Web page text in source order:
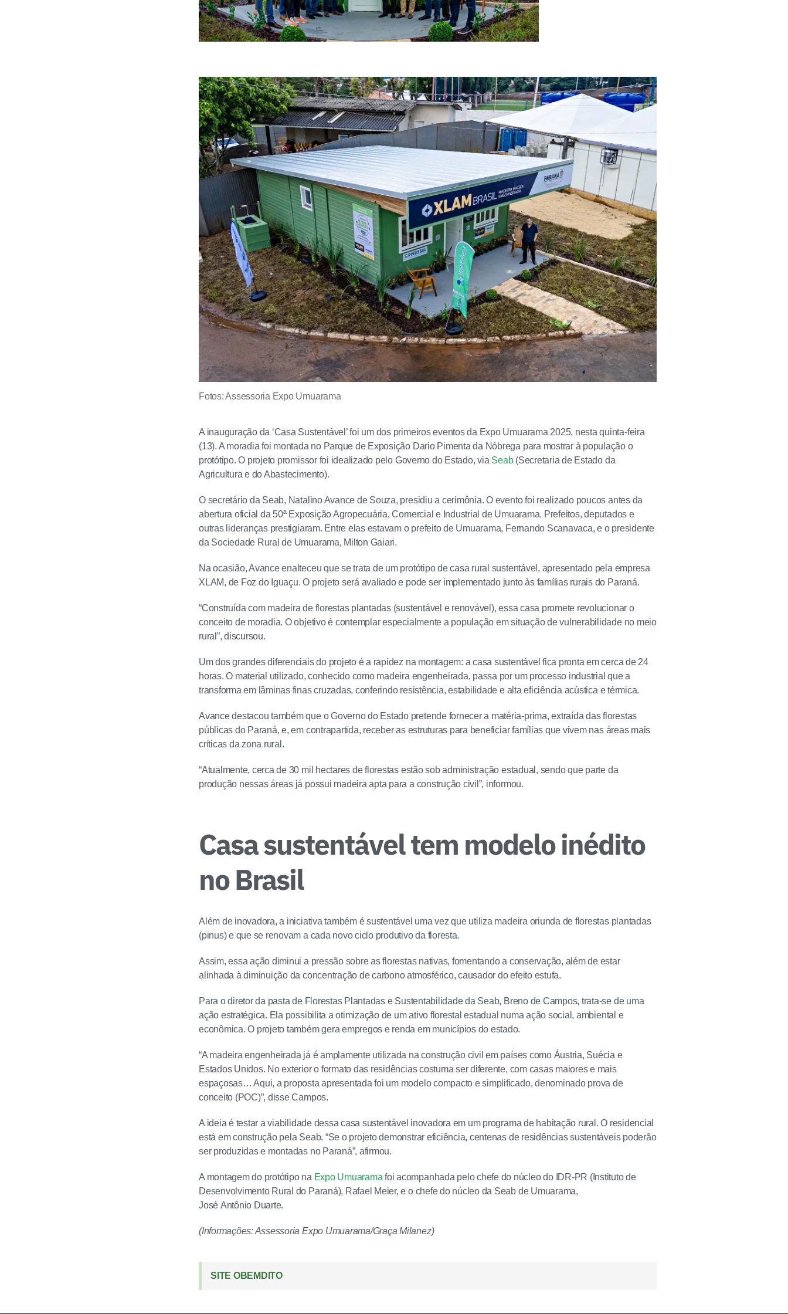
Fotos: Assessoria Expo Umuarama
A inauguração da ‘Casa Sustentável’ foi um dos primeiros eventos da Expo Umuarama 2025, nesta quinta-feira
(13). A moradia foi montada no Parque de Exposição Dario Pimenta da Nóbrega para mostrar à população o
protótipo. O projeto promissor foi idealizado pelo Governo do Estado, via Seab (Secretaria de Estado da
Agricultura e do Abastecimento).
O secretário da Seab, Natalino Avance de Souza, presidiu a cerimônia. O evento foi realizado poucos antes da
abertura oficial da 50ª Exposição Agropecuária, Comercial e Industrial de Umuarama. Prefeitos, deputados e
outras lideranças prestigiaram. Entre elas estavam o prefeito de Umuarama, Fernando Scanavaca, e o presidente
da Sociedade Rural de Umuarama, Milton Gaiari.
Na ocasião, Avance enalteceu que se trata de um protótipo de casa rural sustentável, apresentado pela empresa
XLAM, de Foz do Iguaçu. O projeto será avaliado e pode ser implementado junto às famílias rurais do Paraná.
“Construída com madeira de florestas plantadas (sustentável e renovável), essa casa promete revolucionar o
conceito de moradia. O objetivo é contemplar especialmente a população em situação de vulnerabilidade no meio
rural”, discursou.
Um dos grandes diferenciais do projeto é a rapidez na montagem: a casa sustentável fica pronta em cerca de 24
horas. O material utilizado, conhecido como madeira engenheirada, passa por um processo industrial que a
transforma em lâminas finas cruzadas, conferindo resistência, estabilidade e alta eficiência acústica e térmica.
Avance destacou também que o Governo do Estado pretende fornecer a matéria-prima, extraída das florestas
públicas do Paraná, e, em contrapartida, receber as estruturas para beneficiar famílias que vivem nas áreas mais
críticas da zona rural.
“Atualmente, cerca de 30 mil hectares de florestas estão sob administração estadual, sendo que parte da
produção nessas áreas já possui madeira apta para a construção civil”, informou.
Casa sustentável tem modelo inédito
no Brasil
Além de inovadora, a iniciativa também é sustentável uma vez que utiliza madeira oriunda de florestas plantadas
(pinus) e que se renovam a cada novo ciclo produtivo da floresta.
Assim, essa ação diminui a pressão sobre as florestas nativas, fomentando a conservação, além de estar
alinhada à diminuição da concentração de carbono atmosférico, causador do efeito estufa.
Para o diretor da pasta de Florestas Plantadas e Sustentabilidade da Seab, Breno de Campos, trata-se de uma
ação estratégica. Ela possibilita a otimização de um ativo florestal estadual numa ação social, ambiental e
econômica. O projeto também gera empregos e renda em municípios do estado.
“A madeira engenheirada já é amplamente utilizada na construção civil em países como Áustria, Suécia e
Estados Unidos. No exterior o formato das residências costuma ser diferente, com casas maiores e mais
espaçosas… Aqui, a proposta apresentada foi um modelo compacto e simplificado, denominado prova de
conceito (POC)”, disse Campos.
A ideia é testar a viabilidade dessa casa sustentável inovadora em um programa de habitação rural. O residencial
está em construção pela Seab. “Se o projeto demonstrar eficiência, centenas de residências sustentáveis poderão
ser produzidas e montadas no Paraná”, afirmou.
A montagem do protótipo na Expo Umuarama foi acompanhada pelo chefe do núcleo do IDR-PR (Instituto de
Desenvolvimento Rural do Paraná), Rafael Meier, e o chefe do núcleo da Seab de Umuarama,
José Antônio Duarte.
(Informações: Assessoria Expo Umuarama/Graça Milanez)
SITE OBEMDITO